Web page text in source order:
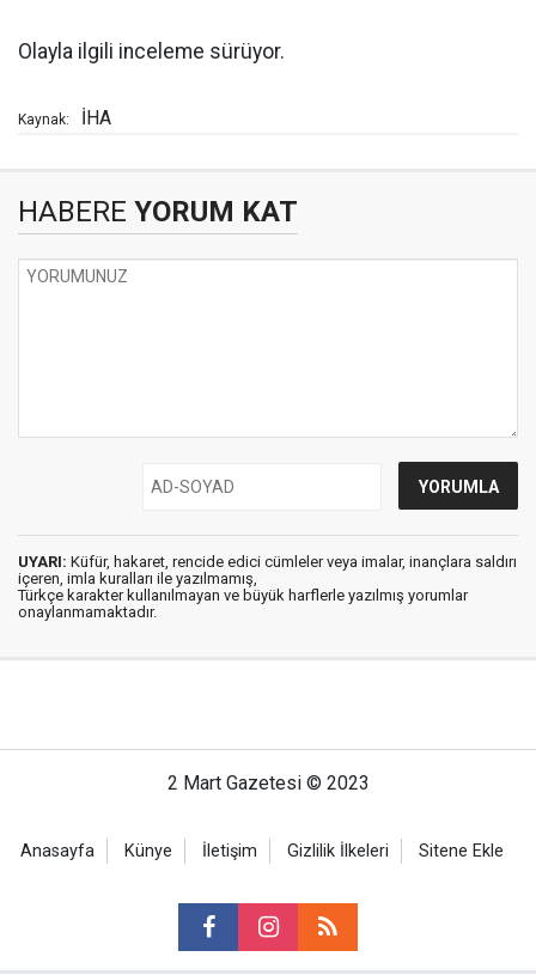
Olayla ilgili inceleme sürüyor.
Kaynak: İHA
HABERE YORUM KAT
UYARI: Küfür, hakaret, rencide edici cümleler veya imalar, inançlara saldırı
içeren, imla kuralları ile yazılmamış,
Türkçe karakter kullanılmayan ve büyük harflerle yazılmış yorumlar
onaylanmamaktadır.
2 Mart Gazetesi © 2023
Anasayfa Künye İletişim Gizlilik İlkeleri Sitene Ekle